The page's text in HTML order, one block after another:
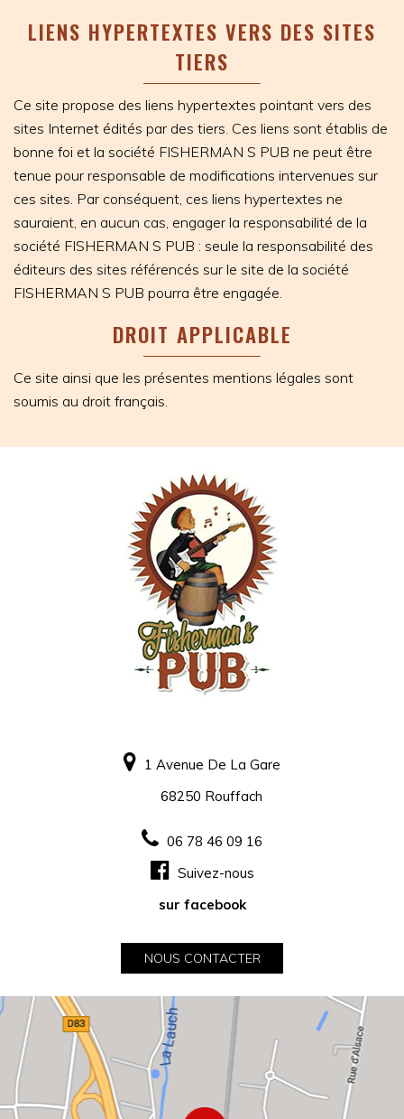
LIENS HYPERTEXTES VERS DES SITES
TIERS
Ce site propose des liens hypertextes pointant vers des
sites Internet édités par des tiers. Ces liens sont établis de
bonne foi et la société FISHERMAN S PUB ne peut être
tenue pour responsable de modifications intervenues sur
ces sites. Par conséquent, ces liens hypertextes ne
sauraient, en aucun cas, engager la responsabilité de la
société FISHERMAN S PUB : seule la responsabilité des
éditeurs des sites référencés sur le site de la société
FISHERMAN S PUB pourra être engagée.
DROIT APPLICABLE
Ce site ainsi que les présentes mentions légales sont
soumis au droit français.
1 Avenue De La Gare
68250 Rouffach
06 78 46 09 16
Suivez-nous
sur facebook
NOUS CONTACTER